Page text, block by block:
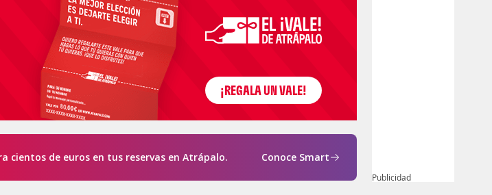
cientos de euros en tus reservas en Atrápalo. Conoce Smart
Publicidad